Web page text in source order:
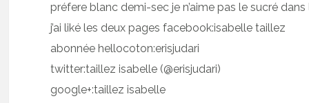
préfere blanc demi-sec je n’aime pas le sucré
j’ai liké les deux pages facebook:isabelle taillez
abonnée hellocoton:erisjudari
twitter:taillez isabelle (@erisjudari)
google+:taillez isabelle